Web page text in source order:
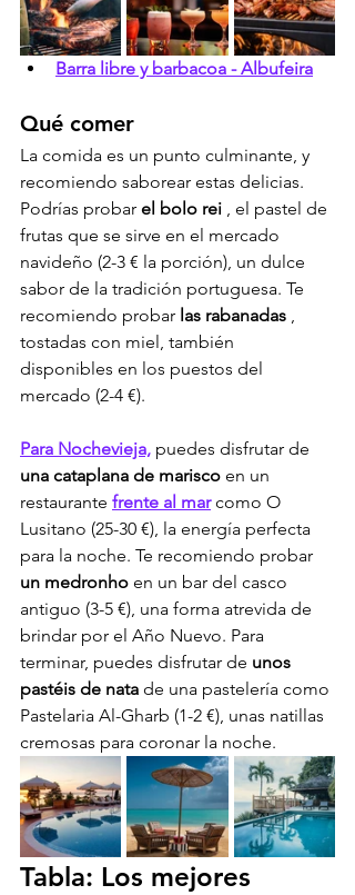
Barra libre y barbacoa - Albufeira
Qué comer
La comida es un punto culminante, y
recomiendo saborear estas delicias.
Podrías probar el bolo rei , el pastel de
frutas que se sirve en el mercado
navideño (2-3 € la porción), un dulce
sabor de la tradición portuguesa. Te
recomiendo probar las rabanadas ,
tostadas con miel, también
disponibles en los puestos del
mercado (2-4 €).
Para Nochevieja, puedes disfrutar de
una cataplana de marisco en un
restaurante frente al mar como O
Lusitano (25-30 €), la energía perfecta
para la noche. Te recomiendo probar
un medronho en un bar del casco
antiguo (3-5 €), una forma atrevida de
brindar por el Año Nuevo. Para
terminar, puedes disfrutar de unos
pastéis de nata de una pastelería como
Pastelaria Al-Gharb (1-2 €), unas natillas
cremosas para coronar la noche.
Tabla: Los mejores